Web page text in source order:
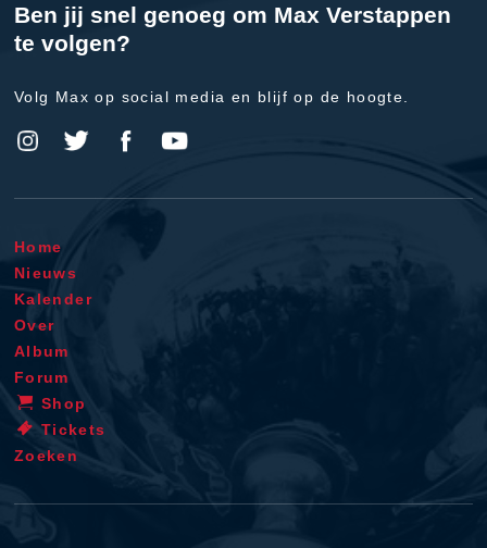
Ben jij snel genoeg om Max Verstappen
te volgen?
Volg Max op social media en blijf op de hoogte.
Home
Nieuws
Kalender
Over
Album
Forum
Shop
Tickets
Zoeken